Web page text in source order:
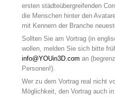
ersten städteübergreifenden
die Menschen hinter den
mit Kennern der Branche
Sollten Sie am Vortrag (in
wollen, melden Sie sich bitte
info@YOUin3D.com an
Personen!).
Wer zu dem Vortrag real nicht
Möglichkeit, den Vortrag auch